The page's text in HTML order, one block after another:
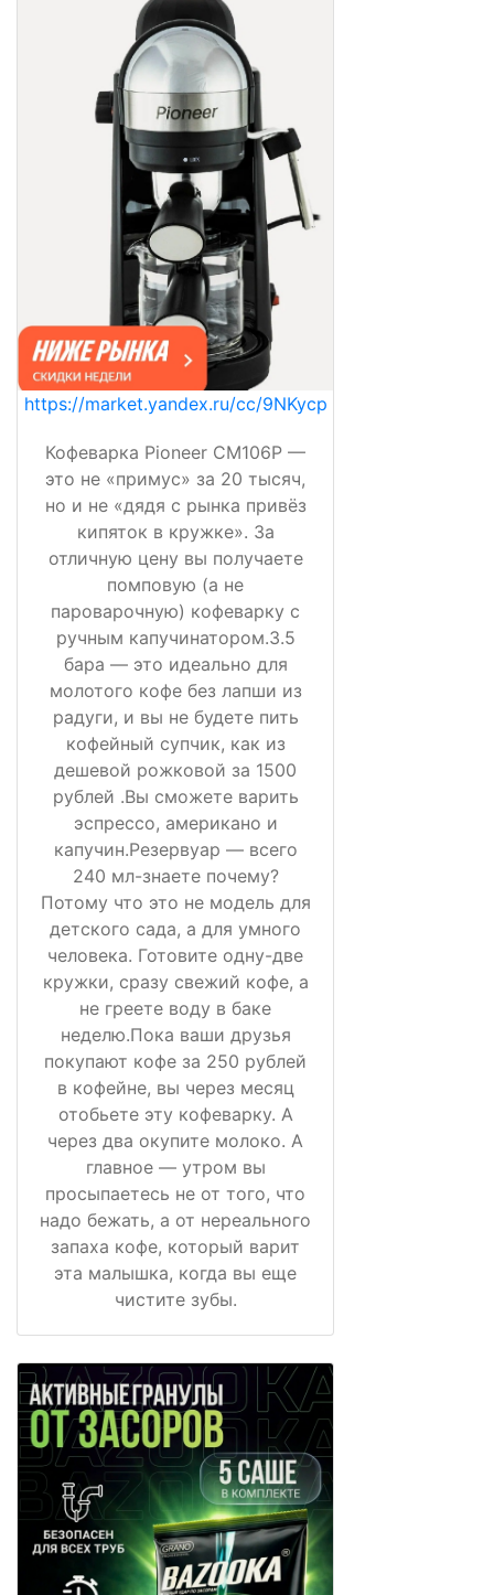
https://market.yandex.ru/cc/9NKycp
Кофеварка Pioneer CM106P —
это не «примус» за 20 тысяч,
но и не «дядя с рынка привёз
кипяток в кружке». За
отличную цену вы получаете
помповую (а не
пароварочную) кофеварку с
ручным капучинатором.3.5
бара — это идеально для
молотого кофе без лапши из
радуги, и вы не будете пить
кофейный супчик, как из
дешевой рожковой за 1500
рублей .Вы сможете варить
эспрессо, американо и
капучин.Резервуар — всего
240 мл-знаете почему?
Потому что это не модель для
детского сада, а для умного
человека. Готовите одну-две
кружки, сразу свежий кофе, а
не греете воду в баке
неделю.Пока ваши друзья
покупают кофе за 250 рублей
в кофейне, вы через месяц
отобьете эту кофеварку. А
через два окупите молоко. А
главное — утром вы
просыпаетесь не от того, что
надо бежать, а от нереального
запаха кофе, который варит
эта малышка, когда вы еще
чистите зубы.